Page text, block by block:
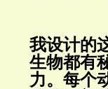
我设计的
生物都有
力。每个